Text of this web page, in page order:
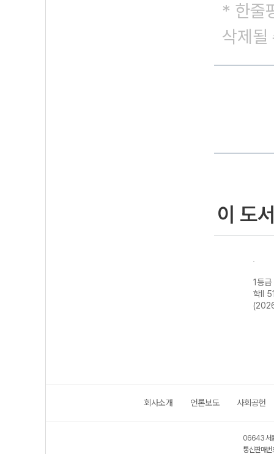
* 한줄
삭제될
이 도
1등급
학II
회사소개 언론보도 사회공헌
06643 서
통신판매